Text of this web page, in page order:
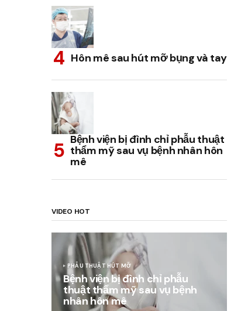
Hôn mê sau hút mỡ bụng và tay
Bệnh viện bị đình chỉ phẫu thuật
thẩm mỹ sau vụ bệnh nhân hôn
mê
VIDEO HOT
PHẪU THUẬT HÚT MỠ
Bệnh viện bị đình chỉ phẫu
thuật thẩm mỹ sau vụ bệnh
nhân hôn mê